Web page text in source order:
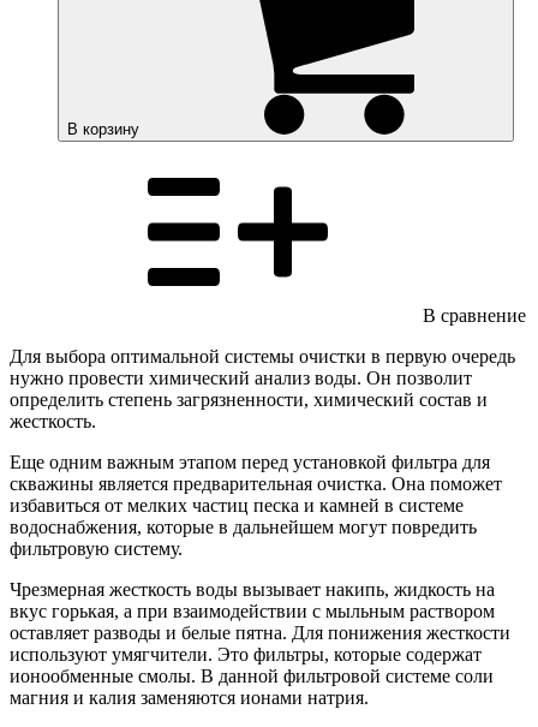
В корзину
В сравнение
Для выбора оптимальной системы очистки в первую очередь
нужно провести химический анализ воды. Он позволит
определить степень загрязненности, химический состав и
жесткость.
Еще одним важным этапом перед установкой фильтра для
скважины является предварительная очистка. Она поможет
избавиться от мелких частиц песка и камней в системе
водоснабжения, которые в дальнейшем могут повредить
фильтровую систему.
Чрезмерная жесткость воды вызывает накипь, жидкость на
вкус горькая, а при взаимодействии с мыльным раствором
оставляет разводы и белые пятна. Для понижения жесткости
используют умягчители. Это фильтры, которые содержат
ионообменные смолы. В данной фильтровой системе соли
магния и калия заменяются ионами натрия.